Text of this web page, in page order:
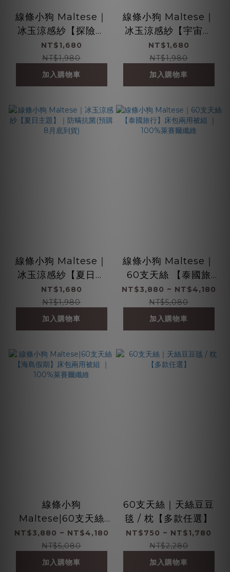
線條小狗 Maltese｜
冰玉涼感紗【探險小
隊】｜防螨抗菌
NT$1,680
NT$1,980
加入購物車
線條小狗 Maltese｜
冰玉涼感紗【宇宙探
索】｜防螨抗菌
NT$1,680
NT$1,980
加入購物車
線條小狗 Maltese｜
冰玉涼感紗【夏日主
題】｜防螨抗菌(預購8
月底到貨)
NT$1,680
NT$1,980
加入購物車
線條小狗 Maltese｜
60支天絲 【泰國旅
行】床包兩用被組 ｜
100%萊賽爾纖維
NT$3,880 ~ NT$4,180
NT$5,080
加入購物車
線條小狗
Maltese|60支天絲
【海島假期】床包兩用
被組 ｜100%萊賽爾纖
維
NT$3,880 ~ NT$4,180
NT$5,080
加入購物車
60支天絲｜天絲豆豆
毯 / 枕【多款任選】
NT$750 ~ NT$1,780
NT$2,280
加入購物車